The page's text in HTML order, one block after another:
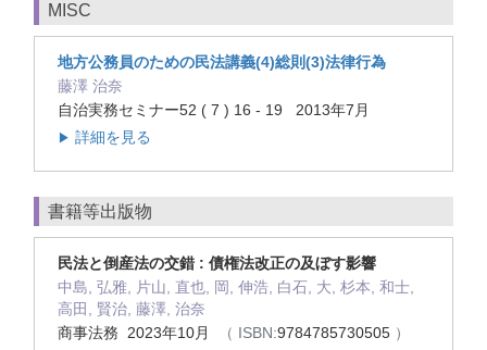
MISC
地方公務員のための民法講義(4)総則(3)法律行為
藤澤 治奈
自治実務セミナー52 ( 7 ) 16 - 19 2013年7月
▶ 詳細を見る
書籍等出版物
民法と倒産法の交錯 : 債権法改正の及ぼす影響
中島, 弘雅, 片山, 直也, 岡, 伸浩, 白石, 大, 杉本, 和士,
高田, 賢治, 藤澤, 治奈
商事法務 2023年10月
（ ISBN:9784785730505 ）